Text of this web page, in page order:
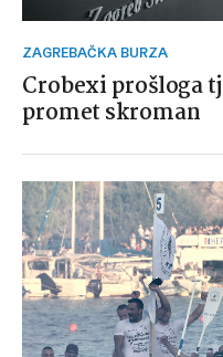
ZAGREBAČKA BURZA
Crobexi prošloga
promet skroman